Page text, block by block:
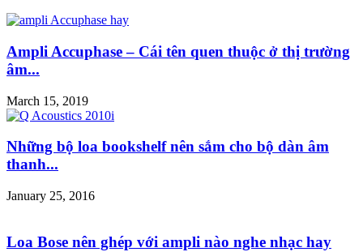
Ampli Accuphase – Cái tên quen thuộc ở thị trường
âm...
March 15, 2019
Những bộ loa bookshelf nên sắm cho bộ dàn âm
thanh...
January 25, 2016
Loa Bose nên ghép với ampli nào nghe nhạc hay